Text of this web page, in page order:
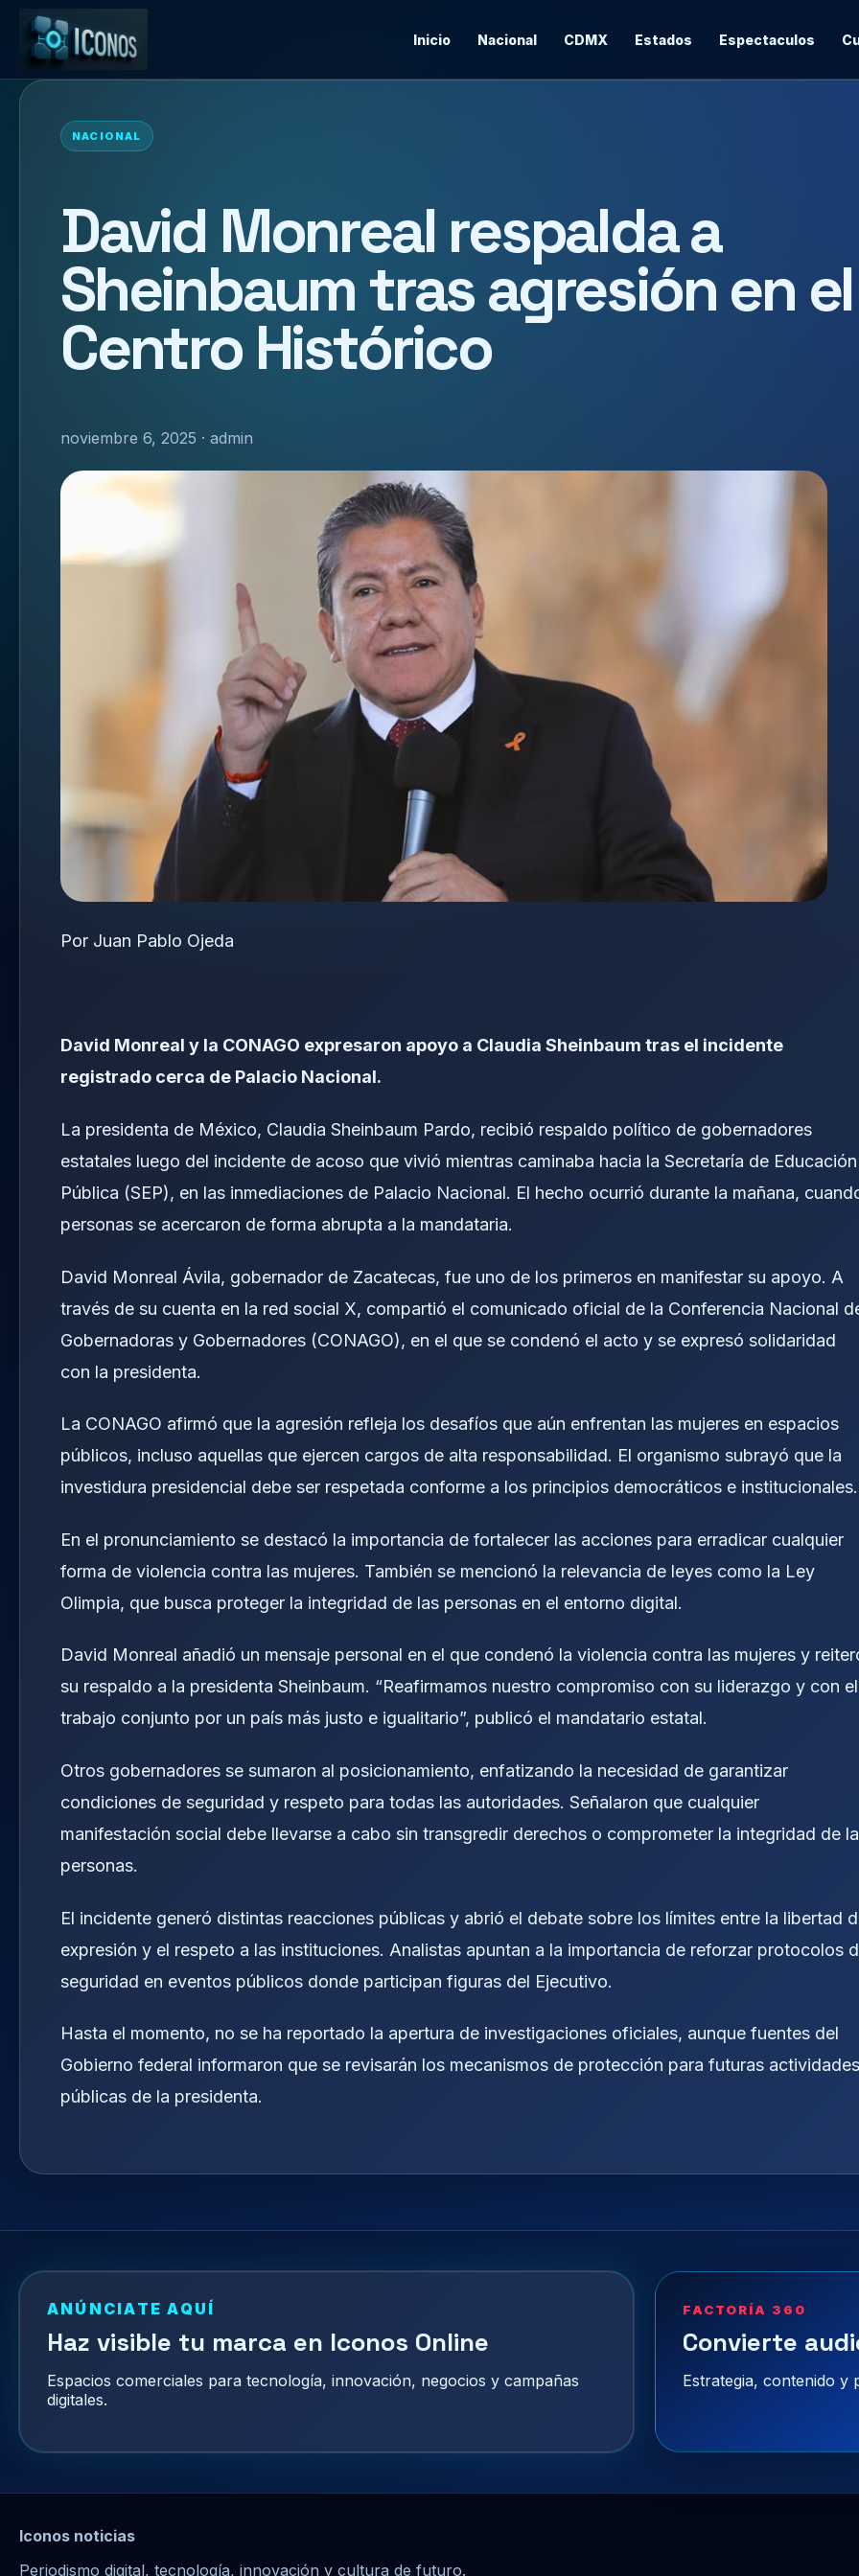
Inicio Nacional CDMX Estados Espectaculos
NACIONAL
David Monreal respalda a
Sheinbaum tras agresión en el
Centro Histórico
noviembre 6, 2025 · admin
Por Juan Pablo Ojeda
David Monreal y la CONAGO expresaron apoyo a Claudia Sheinbaum tras el incidente
registrado cerca de Palacio Nacional.
La presidenta de México, Claudia Sheinbaum Pardo, recibió respaldo político de gobernadores
estatales luego del incidente de acoso que vivió mientras caminaba hacia la Secretaría de Educación
Pública (SEP), en las inmediaciones de Palacio Nacional. El hecho ocurrió durante la mañana,
personas se acercaron de forma abrupta a la mandataria.
David Monreal Ávila, gobernador de Zacatecas, fue uno de los primeros en manifestar su apoyo. A
través de su cuenta en la red social X, compartió el comunicado oficial de la Conferencia Nacional
Gobernadoras y Gobernadores (CONAGO), en el que se condenó el acto y se expresó solidaridad
con la presidenta.
La CONAGO afirmó que la agresión refleja los desafíos que aún enfrentan las mujeres en espacios
públicos, incluso aquellas que ejercen cargos de alta responsabilidad. El organismo subrayó que la
investidura presidencial debe ser respetada conforme a los principios democráticos e institucionales.
En el pronunciamiento se destacó la importancia de fortalecer las acciones para erradicar cualquier
forma de violencia contra las mujeres. También se mencionó la relevancia de leyes como la Ley
Olimpia, que busca proteger la integridad de las personas en el entorno digital.
David Monreal añadió un mensaje personal en el que condenó la violencia contra las mujeres y
su respaldo a la presidenta Sheinbaum. “Reafirmamos nuestro compromiso con su liderazgo y con el
trabajo conjunto por un país más justo e igualitario”, publicó el mandatario estatal.
Otros gobernadores se sumaron al posicionamiento, enfatizando la necesidad de garantizar
condiciones de seguridad y respeto para todas las autoridades. Señalaron que cualquier
manifestación social debe llevarse a cabo sin transgredir derechos o comprometer la integridad de
personas.
El incidente generó distintas reacciones públicas y abrió el debate sobre los límites entre la libertad
expresión y el respeto a las instituciones. Analistas apuntan a la importancia de reforzar protocolos
seguridad en eventos públicos donde participan figuras del Ejecutivo.
Hasta el momento, no se ha reportado la apertura de investigaciones oficiales, aunque fuentes del
Gobierno federal informaron que se revisarán los mecanismos de protección para futuras actividades
públicas de la presidenta.
ANÚNCIATE AQUÍ
Haz visible tu marca en Iconos Online
Espacios comerciales para tecnología, innovación, negocios y campañas
digitales.
FACTORÍA 360
Convierte
Estrategia, contenido y
Iconos noticias
Periodismo digital, tecnología, innovación y cultura de futuro.